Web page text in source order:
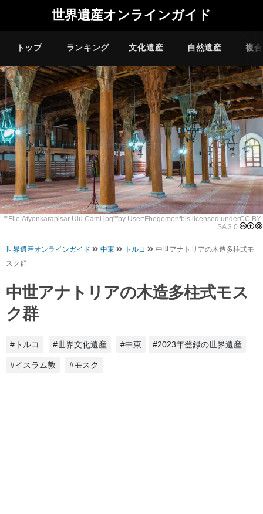
世界遺産オンラインガイド
トップ ランキング 文化遺産 自然遺産 複
""File:Afyonkarahisar Ulu Cami.jpg""by User:Fbegemenfbis licensed underCC BY-
SA 3.0
世界遺産オンラインガイド 中東 トルコ
中世アナトリアの木造多柱式モ
スク群
中世アナトリアの木造多柱式モス
ク群
#トルコ #世界文化遺産 #中東 #2023年登録の世界遺産
#イスラム教 #モスク